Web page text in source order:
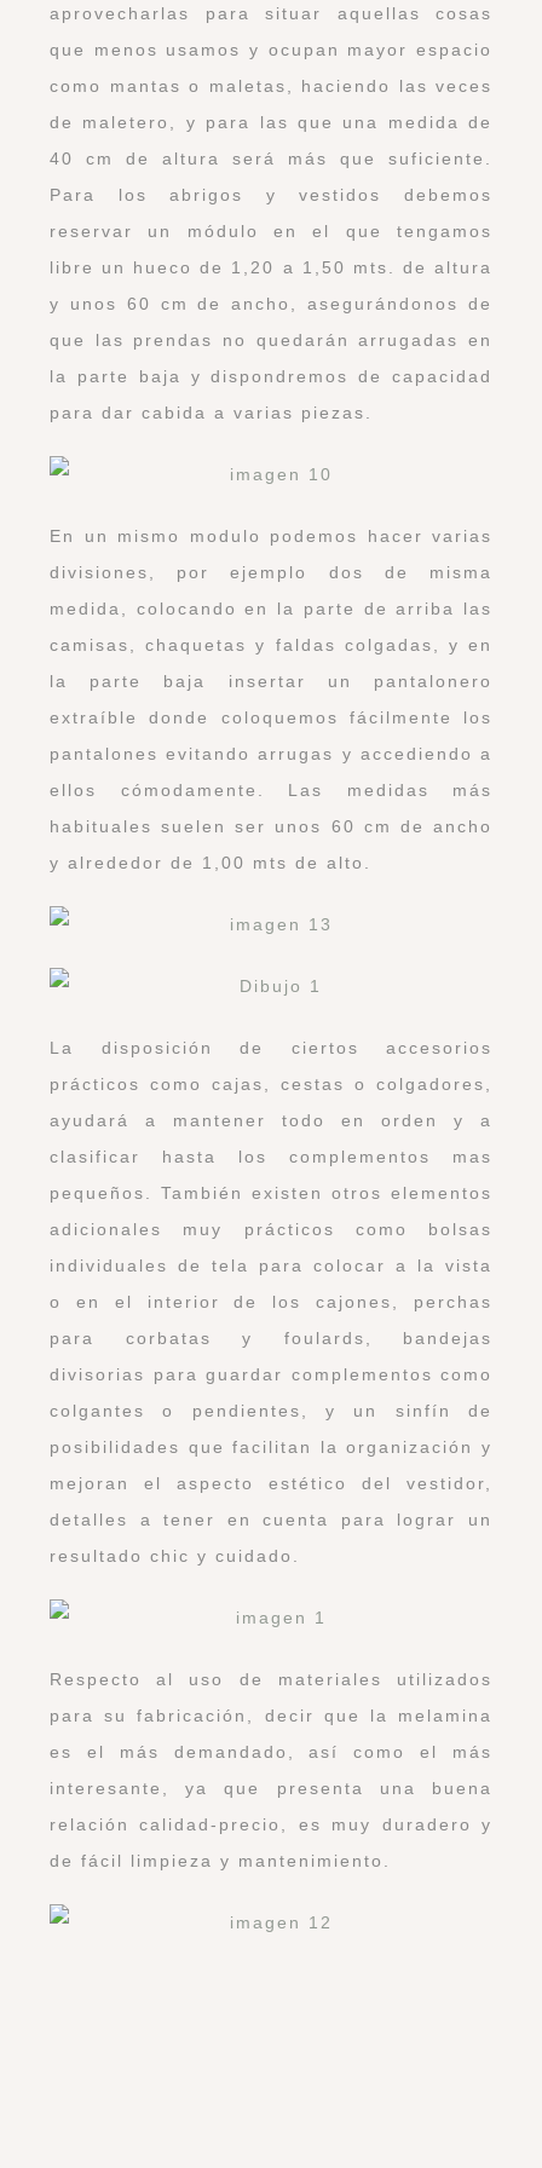
aprovecharlas para situar aquellas cosas
que menos usamos y ocupan mayor espacio
como mantas o maletas, haciendo las veces
de maletero, y para las que una medida de
40 cm de altura será más que suficiente.
Para los abrigos y vestidos debemos
reservar un módulo en el que tengamos
libre un hueco de 1,20 a 1,50 mts. de altura
y unos 60 cm de ancho, asegurándonos de
que las prendas no quedarán arrugadas en
la parte baja y dispondremos de capacidad
para dar cabida a varias piezas.
En un mismo modulo podemos hacer varias
divisiones, por ejemplo dos de misma
medida, colocando en la parte de arriba las
camisas, chaquetas y faldas colgadas, y en
la parte baja insertar un pantalonero
extraíble donde coloquemos fácilmente los
pantalones evitando arrugas y accediendo a
ellos cómodamente. Las medidas más
habituales suelen ser unos 60 cm de ancho
y alrededor de 1,00 mts de alto.
La disposición de ciertos accesorios
prácticos como cajas, cestas o colgadores,
ayudará a mantener todo en orden y a
clasificar hasta los complementos mas
pequeños. También existen otros elementos
adicionales muy prácticos como bolsas
individuales de tela para colocar a la vista
o en el interior de los cajones, perchas
para corbatas y foulards, bandejas
divisorias para guardar complementos como
colgantes o pendientes, y un sinfín de
posibilidades que facilitan la organización y
mejoran el aspecto estético del vestidor,
detalles a tener en cuenta para lograr un
resultado chic y cuidado.
Respecto al uso de materiales utilizados
para su fabricación, decir que la melamina
es el más demandado, así como el más
interesante, ya que presenta una buena
relación calidad-precio, es muy duradero y
de fácil limpieza y mantenimiento.